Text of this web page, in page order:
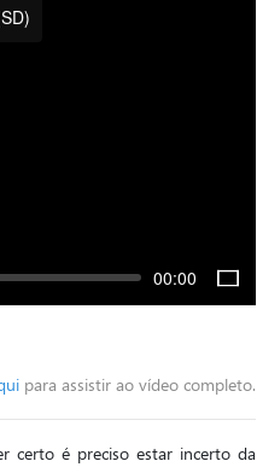
00:00
para assistir ao vídeo completo.
certo é preciso estar incerto da